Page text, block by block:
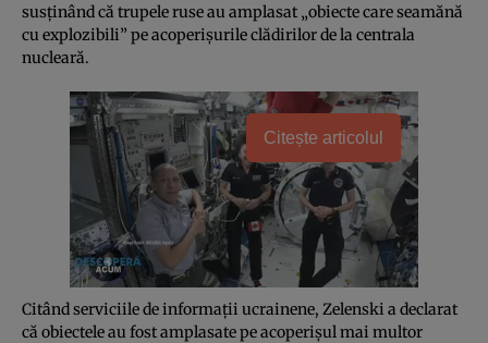
susținând că trupele ruse au amplasat „obiecte care seamănă
cu explozibili” pe acoperișurile clădirilor de la centrala
nucleară.
Citește articolul
Citând serviciile de informații ucrainene, Zelenski a declarat
că obiectele au fost amplasate pe acoperișul mai multor